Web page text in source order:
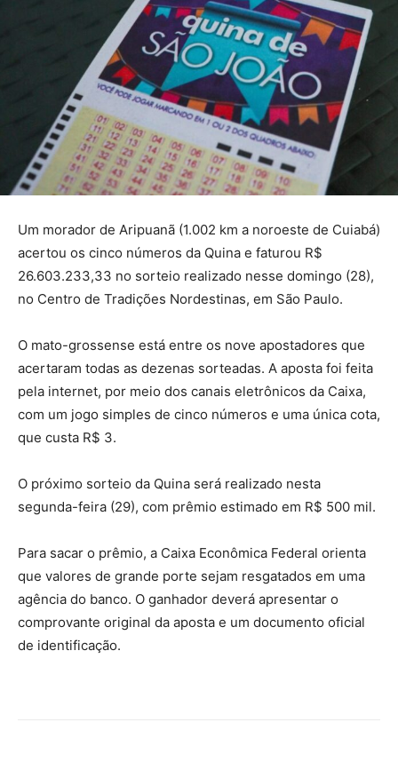
Um morador de Aripuanã (1.002 km a noroeste de Cuiabá)
acertou os cinco números da Quina e faturou R$
26.603.233,33 no sorteio realizado nesse domingo (28),
no Centro de Tradições Nordestinas, em São Paulo.
O mato-grossense está entre os nove apostadores que
acertaram todas as dezenas sorteadas. A aposta foi feita
pela internet, por meio dos canais eletrônicos da Caixa,
com um jogo simples de cinco números e uma única cota,
que custa R$ 3.
O próximo sorteio da Quina será realizado nesta
segunda-feira (29), com prêmio estimado em R$ 500 mil.
Para sacar o prêmio, a Caixa Econômica Federal orienta
que valores de grande porte sejam resgatados em uma
agência do banco. O ganhador deverá apresentar o
comprovante original da aposta e um documento oficial
de identificação.